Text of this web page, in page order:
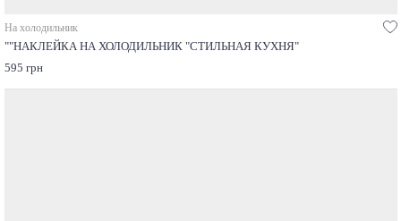
На холодильник
""НАКЛЕЙКА НА ХОЛОДИЛЬНИК "СТИЛЬНАЯ КУХНЯ"
595 грн